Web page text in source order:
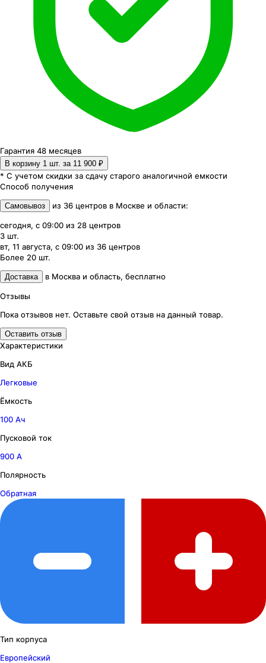
Гарантия 48 месяцев
В корзину 1 шт. за 11 900 ₽
* С учетом скидки за сдачу старого аналогичной емкости
Способ получения
Самовывоз из 36 центров в Москве и области:
сегодня, с 09:00 из 28 центров
3 шт.
вт, 11 августа, с 09:00 из 36 центров
Более 20 шт.
Доставка в Москва и область, бесплатно
Отзывы
Пока отзывов нет. Оставьте свой отзыв на данный товар.
Оставить отзыв
Характеристики
Вид АКБ
Легковые
Ёмкость
100 Ач
Пусковой ток
900 А
Полярность
Обратная
Тип корпуса
Европейский